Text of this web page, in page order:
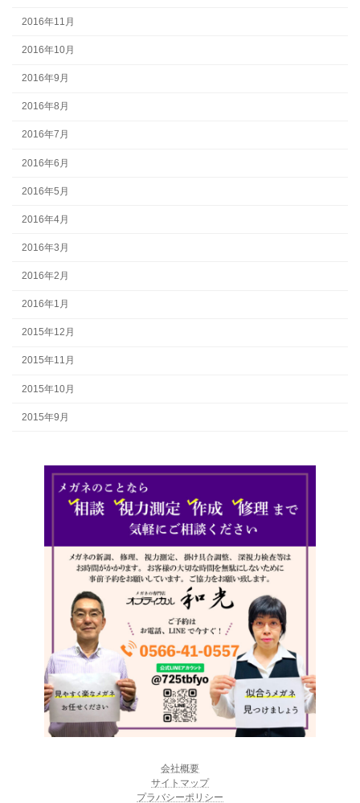
2016年11月
2016年10月
2016年9月
2016年8月
2016年7月
2016年6月
2016年5月
2016年4月
2016年3月
2016年2月
2016年1月
2015年12月
2015年11月
2015年10月
2015年9月
会社概要
サイトマップ
プラバシーポリシー